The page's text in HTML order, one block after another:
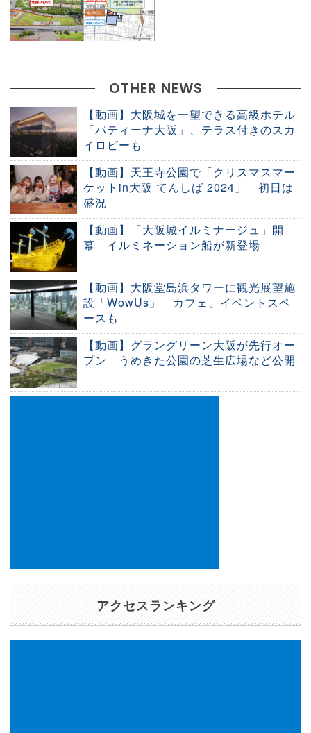
OTHER NEWS
【動画】大阪城を一望できる高級ホテル
「パティーナ大阪」、テラス付きのスカ
イロビーも
【動画】天王寺公園で「クリスマスマー
ケットin大阪 てんしば 2024」 初日は
盛況
【動画】「大阪城イルミナージュ」開
幕 イルミネーション船が新登場
【動画】大阪堂島浜タワーに観光展望施
設「WowUs」 カフェ、イベントスペ
ースも
【動画】グラングリーン大阪が先行オー
プン うめきた公園の芝生広場など公開
アクセスランキング